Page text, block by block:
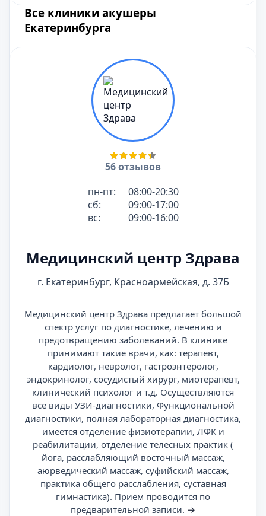
Все клиники акушеры
Екатеринбурга
56 отзывов
пн-пт:
08:00-20:30
сб:
09:00-17:00
вс:
09:00-16:00
Медицинский центр Здрава
г. Екатеринбург, Красноармейская, д. 37Б
Медицинский центр Здрава предлагает большой
спектр услуг по диагностике, лечению и
предотвращению заболеваний. В клинике
принимают такие врачи, как: терапевт,
кардиолог, невролог, гастроэнтеролог,
эндокринолог, сосудистый хирург, миотерапевт,
клинический психолог и т.д. Осуществляются
все виды УЗИ-диагностики, Функциональной
диагностики, полная лабораторная диагностика,
имеется отделение физиотерапии, ЛФК и
реабилитации, отделение телесных практик (
йога, расслабляющий восточный массаж,
аюрведический массаж, суфийский массаж,
практика общего расслабления, суставная
гимнастика). Прием проводится по
предварительной записи. →